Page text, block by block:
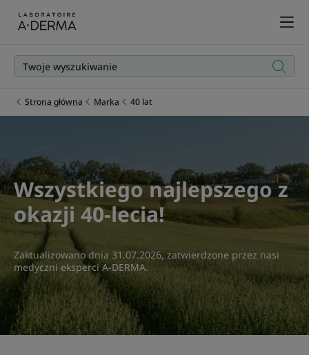
Strona główna Marka 40 lat
Wszystkiego najlepszego z
okazji 40-lecia!
Zaktualizowano dnia 31.07.2026, zatwierdzone przez nasi
medyczni eksperci A-DERMA.